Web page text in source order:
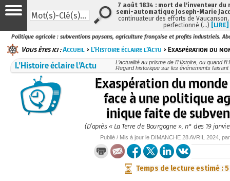
Politique agricole : subventions paysans, agriculture française et profits industriels.
Vous êtes ici :Accueil >L’Histoire éclaire l’Actu > Exaspération du
L’Histoire éclaire l’Actu
L’actualité au prisme de l’Histoire, ou quand
Regard historique sur les événements faisant
Exaspération du
face à une politique
inique faite de
(D’après « La Terre de Bourgogne », n° des 19
Publié / Mis à jour le DIMANCHE 28 AVRIL 2024 ,
Temps de lecture estimé : 5
7 août 1834 : mort de l'inventeur du
semi-automatique Joseph-Marie
continuateur des efforts de Vaucanson,
perfectionné (…) [LIRE]